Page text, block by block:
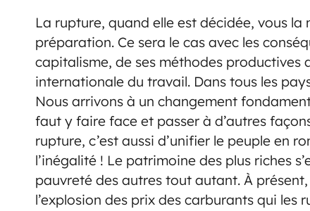
La rupture, quand elle est décidée, vous la
préparation. Ce sera le cas avec les
capitalisme, de ses méthodes productives
internationale du travail. Dans tous les
Nous arrivons à un changement
faut y faire face et passer à d’autres
rupture, c’est aussi d’unifier le peuple en
l’inégalité ! Le patrimoine des plus riches
pauvreté des autres tout autant. À
l’explosion des prix des carburants qui les